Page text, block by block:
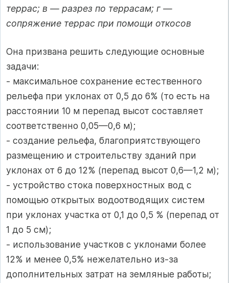
террас; в — разрез по террасам; г —
сопряжение террас при помощи откосов
Она призвана решить следующие основные
задачи:
- максимальное сохранение естественного
рельефа при уклонах от 0,5 до 6% (то есть на
расстоянии 10 м перепад высот составляет
соответственно 0,05—0,6 м);
- создание рельефа, благоприятствующего
размещению и строительству зданий при
уклонах от 6 до 12% (перепад высот 0,6—1,2 м);
- устройство стока поверхностных вод с
помощью открытых водоотводящих систем
при уклонах участка от 0,1 до 0,5 % (перепад от
1 до 5 см);
- использование участков с уклонами более
12% и менее 0,5% нежелательно из-за
дополнительных затрат на земляные работы;